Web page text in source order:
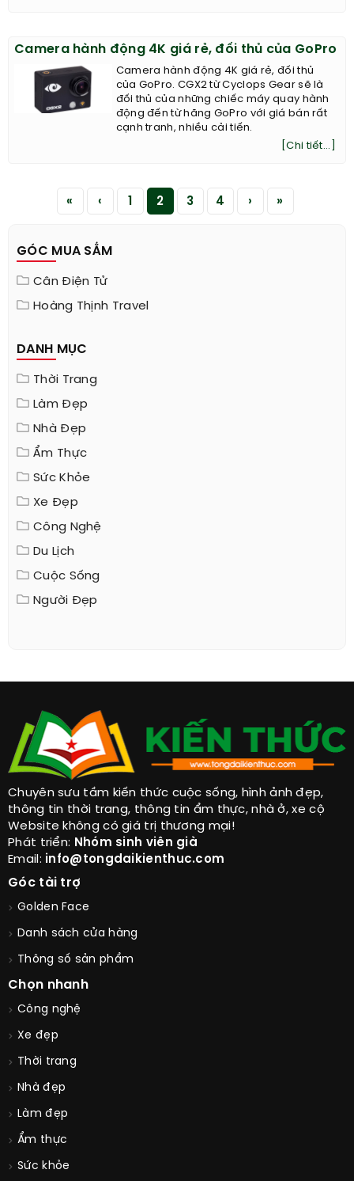
Camera hành động 4K giá rẻ, đối thủ của GoPro
Camera hành động 4K giá rẻ, đối thủ
của GoPro. CGX2 từ Cyclops Gear sẽ là
đối thủ của những chiếc máy quay hành
động đến từ hãng GoPro với giá bán rất
cạnh tranh, nhiều cải tiến.
[Chi tiết...]
« ‹ 1 2 3 4 › »
GÓC MUA SẮM
Cân Điện Tử
Hoàng Thịnh Travel
DANH MỤC
Thời Trang
Làm Đẹp
Nhà Đẹp
Ẩm Thực
Sức Khỏe
Xe Đẹp
Công Nghệ
Du Lịch
Cuộc Sống
Người Đẹp
Chuyên sưu tầm kiến thức cuộc sống, hình ảnh đẹp,
thông tin thời trang, thông tin ẩm thực, nhà ở, xe cộ
Website không có giá trị thương mại!
Phát triển: Nhóm sinh viên già
Email: info@tongdaikienthuc.com
Góc tài trợ
Golden Face
Danh sách cửa hàng
Thông số sản phẩm
Chọn nhanh
Công nghệ
Xe đẹp
Thời trang
Nhà đẹp
Làm đẹp
Ẩm thực
Sức khỏe